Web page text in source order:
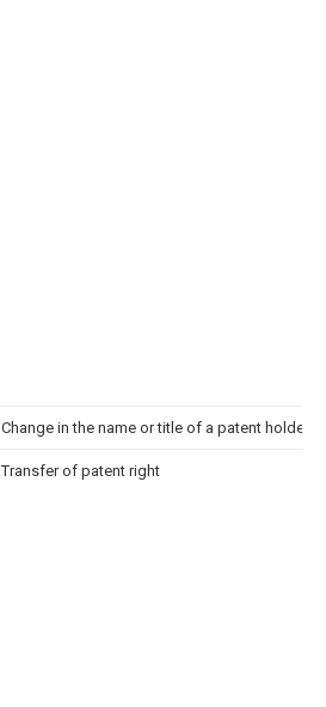
Change in the name or title of a patent holder
Transfer of patent right